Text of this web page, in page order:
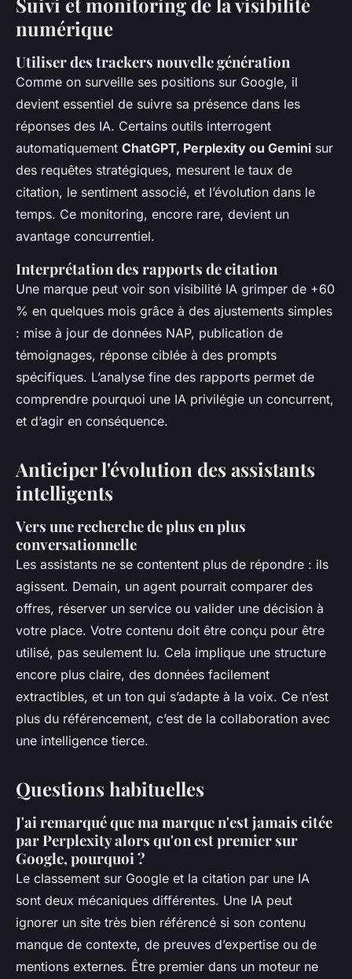
numérique
Utiliser des trackers nouvelle génération
Comme on surveille ses positions sur Google, il
devient essentiel de suivre sa présence dans les
réponses des IA. Certains outils interrogent
automatiquement ChatGPT, Perplexity ou Gemini sur
des requêtes stratégiques, mesurent le taux de
citation, le sentiment associé, et l’évolution dans le
temps. Ce monitoring, encore rare, devient un
avantage concurrentiel.
Interprétation des rapports de citation
Une marque peut voir son visibilité IA grimper de +60
% en quelques mois grâce à des ajustements simples
: mise à jour de données NAP, publication de
témoignages, réponse ciblée à des prompts
spécifiques. L’analyse fine des rapports permet de
comprendre pourquoi une IA privilégie un concurrent,
et d’agir en conséquence.
Anticiper l'évolution des assistants
intelligents
Vers une recherche de plus en plus
conversationnelle
Les assistants ne se contentent plus de répondre : ils
agissent. Demain, un agent pourrait comparer des
offres, réserver un service ou valider une décision à
votre place. Votre contenu doit être conçu pour être
utilisé, pas seulement lu. Cela implique une structure
encore plus claire, des données facilement
extractibles, et un ton qui s’adapte à la voix. Ce n’est
plus du référencement, c’est de la collaboration avec
une intelligence tierce.
Questions habituelles
J'ai remarqué que ma marque n'est jamais citée
par Perplexity alors qu'on est premier sur
Google, pourquoi ?
Le classement sur Google et la citation par une IA
sont deux mécaniques différentes. Une IA peut
ignorer un site très bien référencé si son contenu
manque de contexte, de preuves d’expertise ou de
mentions externes. Être premier dans un moteur ne